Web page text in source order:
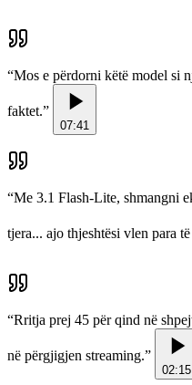
“Mos e përdorni këtë model si
faktet.”
07:41
“Me 3.1 Flash-Lite, shmangni
tjera... ajo thjeshtësi vlen para
“Rritja prej 45 për qind në
në përgjigjen streaming.”
02:15